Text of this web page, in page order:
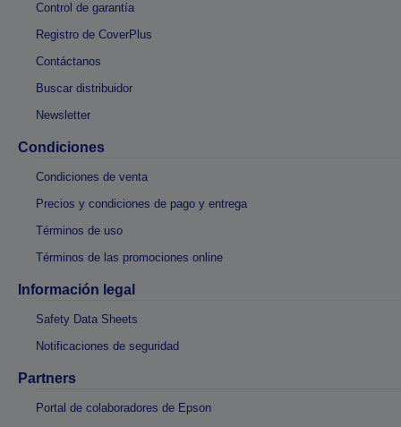
Control de garantía
Registro de CoverPlus
Contáctanos
Buscar distribuidor
Newsletter
Condiciones
Condiciones de venta
Precios y condiciones de pago y entrega
Términos de uso
Términos de las promociones online
Información legal
Safety Data Sheets
Notificaciones de seguridad
Partners
Portal de colaboradores de Epson